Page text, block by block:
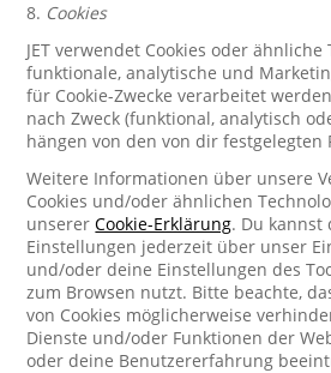
8. Cookies
JET verwendet Cookies oder
funktionale, analytische und
für Cookie-Zwecke verarbeitet
nach Zweck (funktional, analytisch
hängen von den von dir festgelegten
Weitere Informationen über unsere
Cookies und/oder ähnlichen
unsererCookie-Erklärung. Du kannst
Einstellungen jederzeit über unser
und/oder deine Einstellungen des
zum Browsen nutzt. Bitte beachte,
von Cookies möglicherweise
Dienste und/oder Funktionen der
oder deine Benutzererfahrung